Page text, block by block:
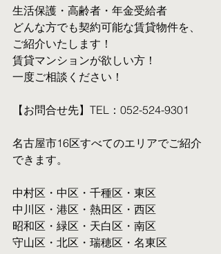
生活保護・高齢者・年金受給者
​どんな方でも契約可能な賃貸物件を、
ご紹介いたします！
賃貸マンションが欲しい方！
一度ご相談ください！
【お問合せ先】TEL：052-524-9301
名古屋市16区すべてのエリアでご紹介
できます。
中村区・中区・千種区・東区
中川区・港区・熱田区・西区
昭和区・緑区・天白区・南区
守山区・北区・瑞穂区・名東区